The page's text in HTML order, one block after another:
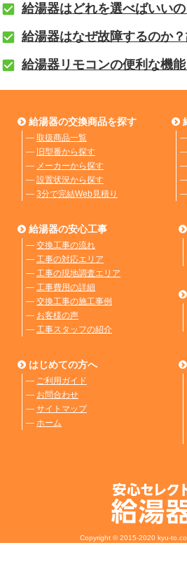
給湯器はどれを選べばいいの
給湯器はなぜ故障するのか
給湯器リモコンの便利な機
給湯器の交換商品を探す
― 取扱商品一覧
― 旧型番から探す
― メーカーから探す
― 設置状況から探す
― 3分で完結Web見積り
給湯器の安心工事
― 交換工事の流れ
― 工事の対応エリア
― 工事の現地調査エリア
― 工事費用の詳細
― 交換工事の施工事例
― お客様の声
― 工事スタッフの紹介
はじめての方へ
― ご利用ガイド
― お問合わせ
― サイトマップ
― ホーム
Copyright © 2015-2020 kyu-